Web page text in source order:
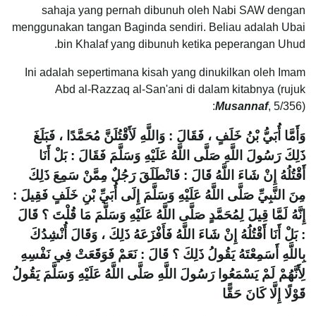
sahaja yang pernah dibunuh oleh Nabi SAW dengan
menggunakan tangan Baginda sendiri. Beliau adalah Ubai
bin Khalaf yang dibunuh ketika peperangan Uhud.
Ini adalah sepertimana kisah yang dinukilkan oleh Imam
Abd al-Razzaq al-San'ani di dalam kitabnya (rujuk
Musannaf, 5/356):
وَأَمَّا أُبَيُّ بْنُ خَلَفٍ ، فَقَالَ : وَاللَّهِ لَأَقْتُلَنَّ مُحَمَّدًا ، فَبَلَغَ
ذَلِكَ رَسُولَ اللَّهِ صَلَّى اللَّهُ عَلَيْهِ وَسَلَّمَ فَقَالَ : بَلْ أَنَا
أَقْتُلُهُ إِنْ شَاءَ اللَّهُ قَالَ : فَانْطَلَقَ رَجُلٌ مِمَّنْ سَمِعَ ذَلِكَ
مِنَ النَّبِيِّ صَلَّى اللَّهُ عَلَيْهِ وَسَلَّمَ إِلَى أُبَيِّ بْنِ خَلَفٍ فَقِيلَ :
إِنَّهُ لَمَّا قِيلَ لِمُحَمَّدٍ صَلَّى اللَّهُ عَلَيْهِ وَسَلَّمَ مَا قُلْتَ ؟ قَالَ
: بَلْ أَنَا أَقْتُلُهُ إِنْ شَاءَ اللَّهُ فَأَفْزَعَهُ ذَلِكَ ، وَقَالَ أُنْشِدُكَ
بِاللَّهِ أَسَمِعْتَهُ يَقُولُ ذَلِكَ ؟ قَالَ : نَعَمْ فَوَقَعَتْ فِي نَفْسِهِ
لِأَنَّهُمْ لَمْ يَسْمَعُوا رَسُولَ اللَّهِ صَلَّى اللَّهُ عَلَيْهِ وَسَلَّمَ يَقُولُ
قَوْلًا إِلَّا كَانَ حَقًّا